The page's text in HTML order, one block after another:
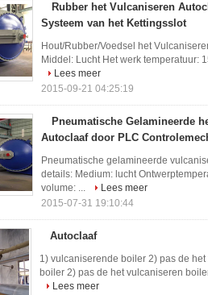
Rubber het Vulcaniseren
Systeem van het Kettingsslot
Hout/Rubber/Voedsel het
Middel: Lucht Het werk temperatuur:
Lees meer
2015-09-21 04:25:19
Pneumatische Gelamineerde
Autoclaaf door PLC
Pneumatische gelamineerde
details: Medium: lucht
volume: ...
Lees meer
2015-07-31 19:10:44
Autoclaaf
1) vulcaniserende boiler 2) pas de
boiler 2) pas de het vulcaniseren
Lees meer